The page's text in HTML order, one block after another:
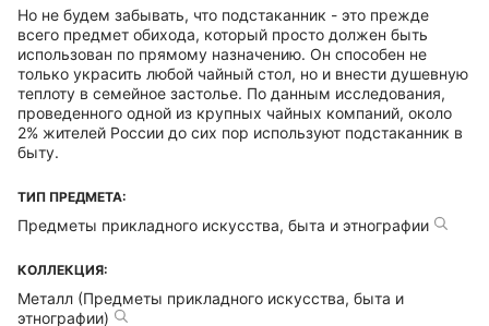
Но не будем забывать, что подстаканник - это прежде
всего предмет обихода, который просто должен быть
использован по прямому назначению. Он способен не
только украсить любой чайный стол, но и внести душевную
теплоту в семейное застолье. По данным исследования,
проведенного одной из крупных чайных компаний, около
2% жителей России до сих пор используют подстаканник в
быту.
ТИП ПРЕДМЕТА:
Предметы прикладного искусства, быта и этнографии
КОЛЛЕКЦИЯ:
Металл (Предметы прикладного искусства, быта и
этнографии)